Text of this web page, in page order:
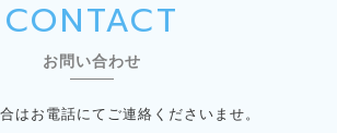
CONTACT
お問い合わせ
はお電話にてご連絡くださいませ。